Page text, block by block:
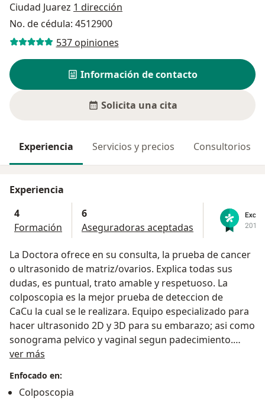
Ciudad Juarez 1 dirección
No. de cédula: 4512900
537 opiniones
Información de contacto
Solicita una cita
Experiencia Servicios y precios Consultorios
Experiencia
4
Formación
6
Aseguradoras aceptadas
La Doctora ofrece en su consulta, la prueba de cancer
o ultrasonido de matriz/ovarios. Explica todas sus
dudas, es puntual, trato amable y respetuoso. La
colposcopia es la mejor prueba de deteccion de
CaCu la cual se le realizara. Equipo especializado para
hacer ultrasonido 2D y 3D para su embarazo; asi como
sonograma pelvico y vaginal segun padecimiento.
Especialista para su atencion quirurgica y hospitalaria
miomas, tumores de seno, levantamiento de
vejiga/matriz, etc.
ver más
Enfocado en:
Colposcopia